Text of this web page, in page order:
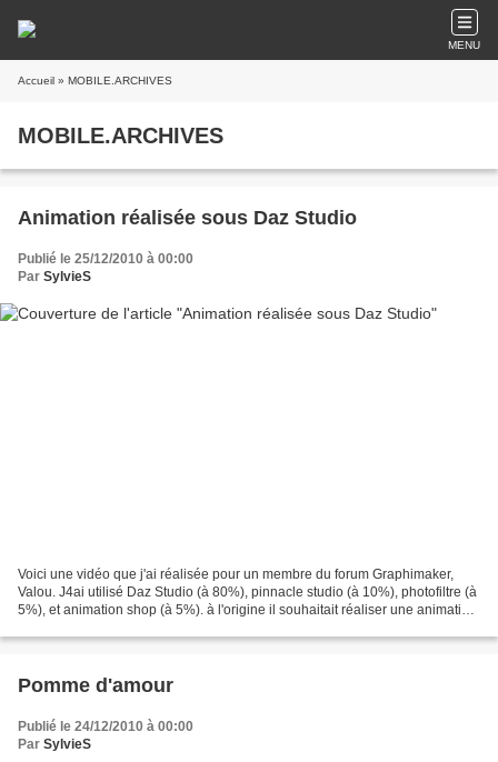
MENU
Accueil » MOBILE.ARCHIVES
MOBILE.ARCHIVES
Animation réalisée sous Daz Studio
Publié le 25/12/2010 à 00:00
Par SylvieS
Voici une vidéo que j'ai réalisée pour un membre du forum Graphimaker,
Valou. J4ai utilisé Daz Studio (à 80%), pinnacle studio (à 10%), photofiltre (à
5%), et animation shop (à 5%). à l'origine il souhaitait réaliser une animation
98&feature=player_embedded...
Pomme d'amour
Publié le 24/12/2010 à 00:00
Par SylvieS